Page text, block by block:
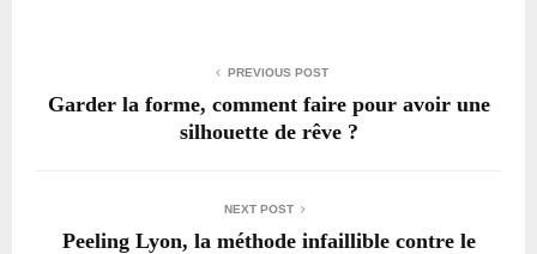
PREVIOUS POST
Garder la forme, comment faire pour avoir une
silhouette de rêve ?
NEXT POST
Peeling Lyon, la méthode infaillible contre le